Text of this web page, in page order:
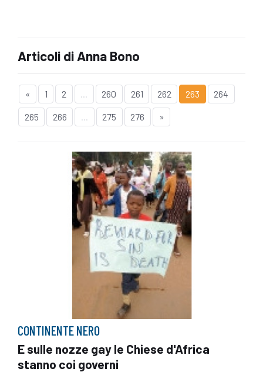
Articoli di Anna Bono
« 1 2 260 261 262 263 264
265 266 ... 275 276 »
CONTINENTE NERO
E sulle nozze gay le Chiese d'Africa
stanno coi governi